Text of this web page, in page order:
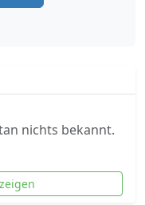
nichts bekannt.